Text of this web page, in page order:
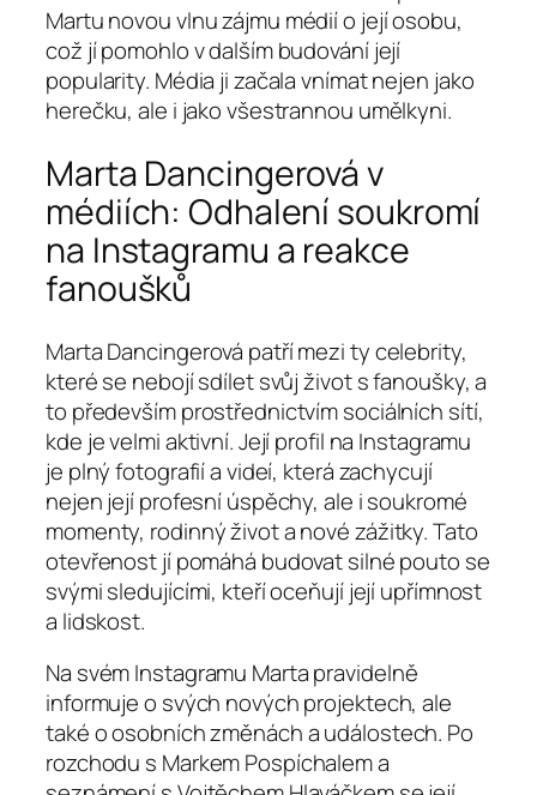
Martu novou vlnu zájmu médií o její osobu,
což jí pomohlo v dalším budování její
popularity. Média ji začala vnímat nejen jako
herečku, ale i jako všestrannou umělkyni.
Marta Dancingerová v
médiích: Odhalení soukromí
na Instagramu a reakce
fanoušků
Marta Dancingerová patří mezi ty celebrity,
které se nebojí sdílet svůj život s fanoušky, a
to především prostřednictvím sociálních sítí,
kde je velmi aktivní. Její profil na Instagramu
je plný fotografií a videí, která zachycují
nejen její profesní úspěchy, ale i soukromé
momenty, rodinný život a nové zážitky. Tato
otevřenost jí pomáhá budovat silné pouto se
svými sledujícími, kteří oceňují její upřímnost
a lidskost.
Na svém Instagramu Marta pravidelně
informuje o svých nových projektech, ale
také o osobních změnách a událostech. Po
rozchodu s Markem Pospíchalem a